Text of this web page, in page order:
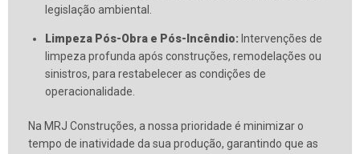
legislação ambiental.
Limpeza Pós-Obra e Pós-Incêndio: Intervenções de
limpeza profunda após construções, remodelações ou
sinistros, para restabelecer as condições de
operacionalidade.
Na MRJ Construções, a nossa prioridade é minimizar o
tempo de inatividade da sua produção, garantindo que as